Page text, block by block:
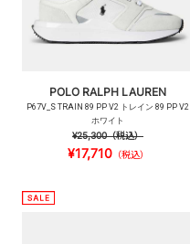
POLO RALPH LAUREN
P67V_S TRAIN 89 PP V2 トレイン 89 PP V2
ホワイト
¥25,300（税込）
¥17,710（税込）